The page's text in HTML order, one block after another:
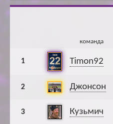
команда
1 Timon92
2 Джонсон
3 Кузьмич